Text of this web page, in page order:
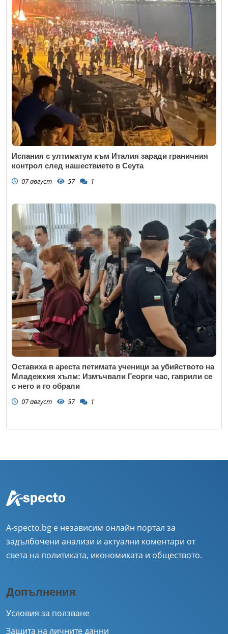
Испания с ултиматум към Италия заради граничния
контрол след нашествието в Сеута
07 август 57 1
Оставиха в ареста петимата ученици за убийството на
Младежкия хълм: Измъчвали Георги час, гаврили се
с него и го обрали
07 август 57 1
A-specto.bg е независим онлайн портал за
задълбочени анализи и актуални коментари от
света на политиката, икономиката и обществото.
Допълнения
Условия за ползване
Защита на личните данни